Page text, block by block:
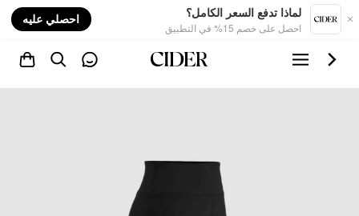
لماذا تدفع السعر الكامل؟
احصل على خصم 15% في التطبيق
احصلي عليه